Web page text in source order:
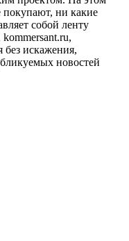
покупают, ни какие
собой ленту
искажения,
новостей